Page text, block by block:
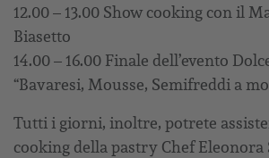
12.00 – 13.00 Show cooking con il
Biasetto
14.00 – 16.00 Finale dell’evento
“Bavaresi, Mousse, Semifreddi a
Tutti i giorni, inoltre, potrete
cooking della pastry Chef Eleonora